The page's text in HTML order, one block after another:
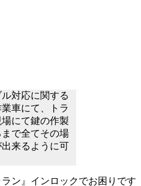
対応に関する
車にて、トラ
にて鍵の作製
で全てその場
来るように可